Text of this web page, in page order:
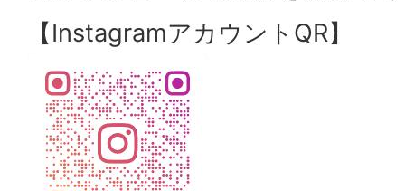
【InstagramアカウントQR】